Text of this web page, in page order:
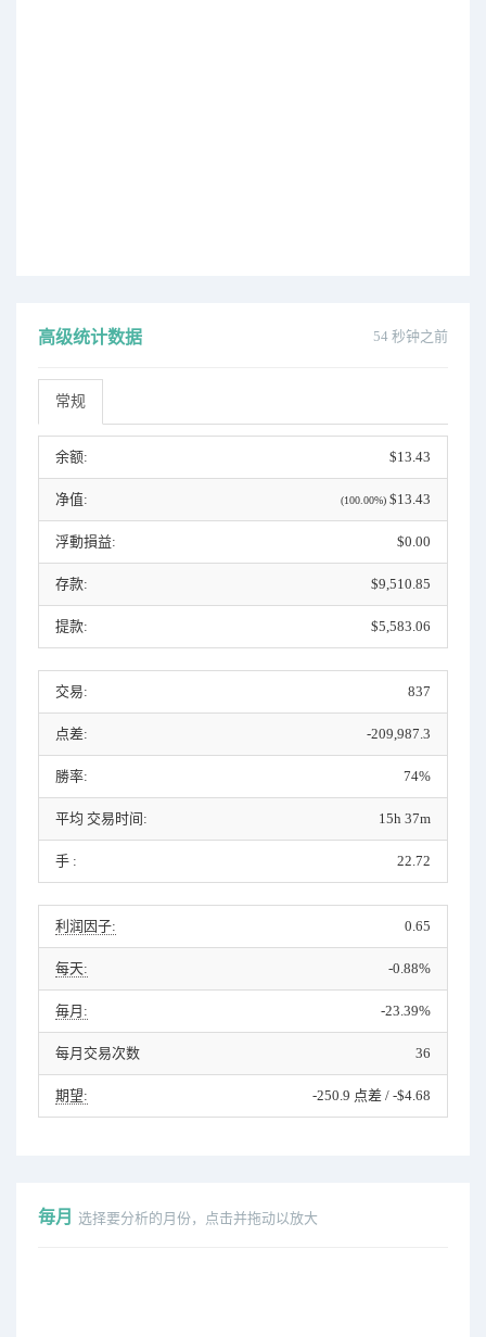
54 秒钟之前
高级统计数据
常规
余额: $13.43
净值: (100.00%) $13.43
浮動損益: $0.00
存款: $9,510.85
提款: $5,583.06
交易: 837
点差: -209,987.3
勝率: 74%
平均 交易时间: 15h 37m
手 : 22.72
利润因子: 0.65
每天: -0.88%
毎月: -23.39%
每月交易次数 36
期望: -250.9 点差 / -$4.68
毎月 选择要分析的月份，点击并拖动以放大